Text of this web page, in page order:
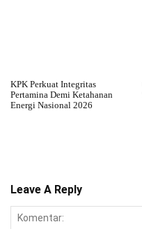
KPK Perkuat Integritas
Pertamina Demi Ketahanan
Energi Nasional 2026
Leave A Reply